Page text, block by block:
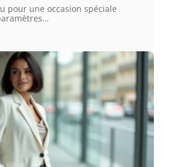
pour une occasion spéciale
…